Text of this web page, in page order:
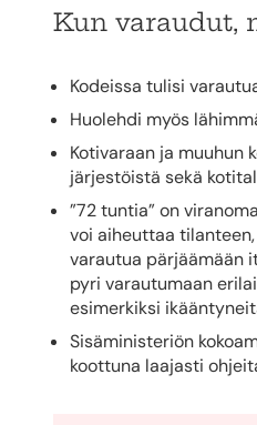
Kun varaudut,
Kodeissa tulisi
Huolehdi myös
Kotivaraan ja muuhun
järjestöistä sekä
”72 tuntia” on
voi aiheuttaa
varautua pärjäämään
pyri varautumaan
esimerkiksi
Sisäministeriön
koottuna laajasti